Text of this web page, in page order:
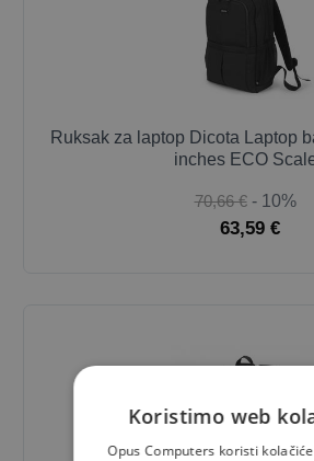
Ruksak za laptop Dicota Laptop
inches ECO
70,66 € - 10%
63,59 €
Koristimo web
Opus Computers koristi